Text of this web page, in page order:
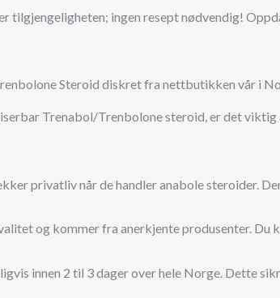
tilgjengeligheten; ingen resept nødvendig!
Steroid diskret fra nettbutikken vår i
Trenabol/Trenbolone steroid, er det
privatliv når de handler anabole steroider.
og kommer fra anerkjente produsenter. Du
innen 2 til 3 dager over hele Norge. Dette